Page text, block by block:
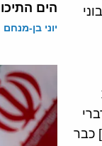
כבר
הים
יוני בן-מנחם